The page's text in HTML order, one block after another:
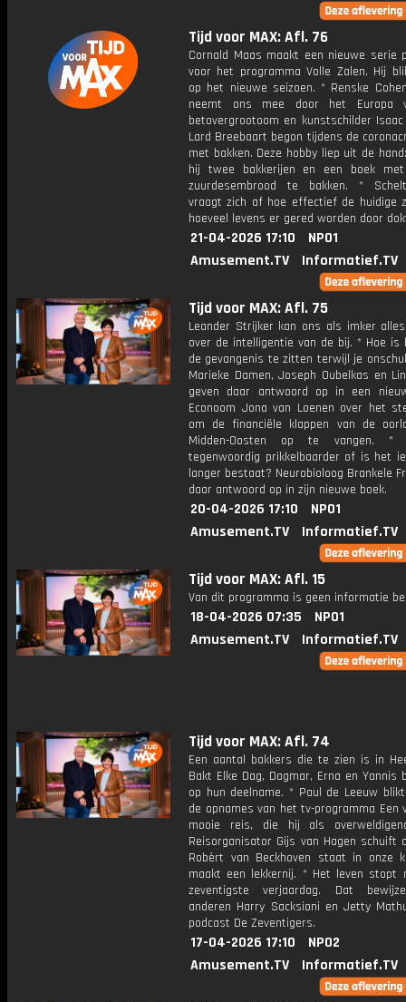
Tijd voor MAX: Afl. 76
Cornald Maas maakt een nieuwe serie
voor het programma Volle Zalen. Hij
op het nieuwe seizoen. * Renske
neemt ons mee door het Europa
betovergrootoom en kunstschilder
Lard Breebaart begon tijdens de
met bakken. Deze hobby liep uit de
hij twee bakkerijen en een boek
zuurdesembrood te bakken. *
vraagt zich af hoe effectief de huidige
hoeveel levens er gered worden door
21-04-2026 17:10
NPO1
Amusement.TV
Informatief.TV
Tijd voor MAX: Afl. 75
Leander Strijker kan ons als imker
over de intelligentie van de bij. * Hoe is
de gevangenis te zitten terwijl je
Marieke Damen, Joseph Oubelkas en
geven daar antwoord op in een
Econoom Jona van Loenen over het
om de financiële klappen van de
Midden-Oosten op te vangen.
tegenwoordig prikkelbaarder of is het
langer bestaat? Neurobioloog Brankele
daar antwoord op in zijn nieuwe boek.
20-04-2026 17:10
NPO1
Amusement.TV
Informatief.TV
Tijd voor MAX: Afl. 15
Van dit programma is geen informatie
18-04-2026 07:35
NPO1
Amusement.TV
Informatief.TV
Tijd voor MAX: Afl. 74
Een aantal bakkers die te zien is in
Bakt Elke Dag, Dagmar, Erna en Yannis
op hun deelname. * Paul de Leeuw
de opnames van het tv-programma Een
mooie reis, die hij als
Reisorganisator Gijs van Hagen schuift
Robèrt van Beckhoven staat in onze
maakt een lekkernij. * Het leven stopt
zeventigste verjaardag. Dat
anderen Harry Sacksioni en Jetty
podcast De Zeventigers.
17-04-2026 17:10
NPO2
Amusement.TV
Informatief.TV